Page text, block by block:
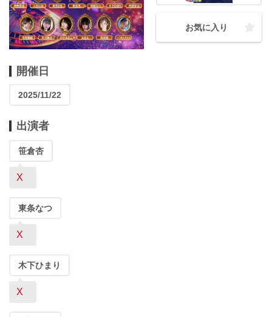
お気に入り
開催日
2025/11/22
出演者
笹倉杏
X
東条なつ
X
木下ひまり
X